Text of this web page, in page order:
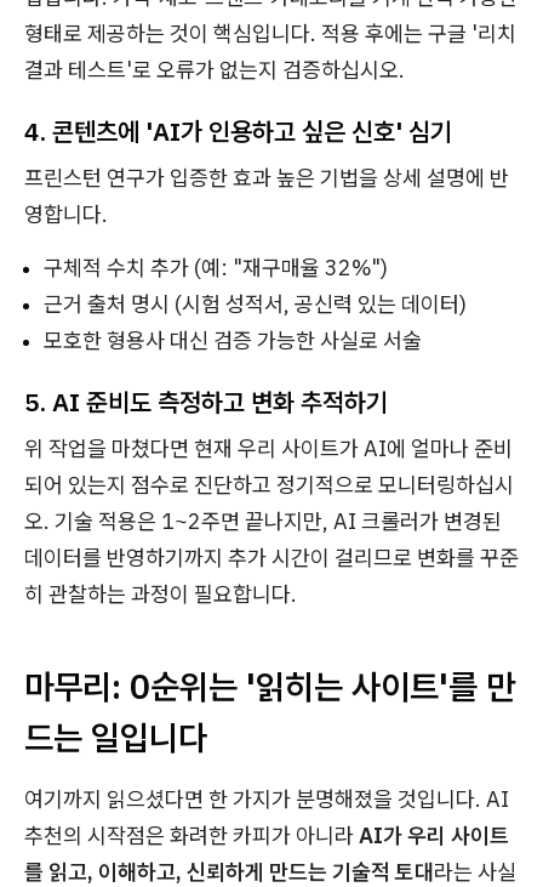
형태로 제공하는 것이 핵심입니다. 적용 후에는 구글 '리치
결과 테스트'로 오류가 없는지 검증하십시오.
4. 콘텐츠에 'AI가 인용하고 싶은 신호' 심기
프린스턴 연구가 입증한 효과 높은 기법을 상세 설명에 반
영합니다.
구체적 수치 추가 (예: "재구매율 32%")
근거 출처 명시 (시험 성적서, 공신력 있는 데이터)
모호한 형용사 대신 검증 가능한 사실로 서술
5. AI 준비도 측정하고 변화 추적하기
위 작업을 마쳤다면 현재 우리 사이트가 AI에 얼마나 준비
되어 있는지 점수로 진단하고 정기적으로 모니터링하십시
오. 기술 적용은 1~2주면 끝나지만, AI 크롤러가 변경된
데이터를 반영하기까지 추가 시간이 걸리므로 변화를 꾸준
히 관찰하는 과정이 필요합니다.
마무리: 0순위는 '읽히는 사이트'를 만
드는 일입니다
여기까지 읽으셨다면 한 가지가 분명해졌을 것입니다. AI
추천의 시작점은 화려한 카피가 아니라AI가 우리 사이트
를 읽고, 이해하고, 신뢰하게 만드는 기술적 토대라는 사실